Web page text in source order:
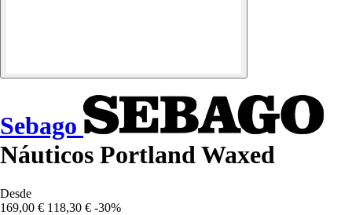
Sebago
Náuticos Portland Waxed
Desde
169,00 € 118,30 € -30%